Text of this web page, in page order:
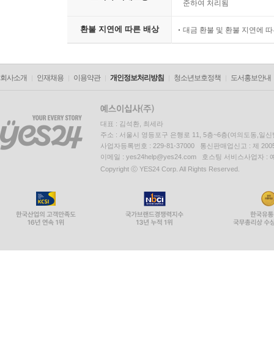
준하여 처리됨
환불 지연에 따른 배상 대금 환불 및 환불 지연에
회사소개 인재채용 이용약관 개인정보처리방침 청소년보호정책 도서홍보안내
대표 : 김석환, 최세라
주소 : 서울시 영등포구 은행로 11, 5층~6층(여의도동,일신
사업자등록번호 : 229-81-37000 통신판매업신고 : 제
이메일 : yes24help@yes24.com 호스팅 서비스사업자 :
Copyright ⓒ YES24 Corp. All Rights Reserved.